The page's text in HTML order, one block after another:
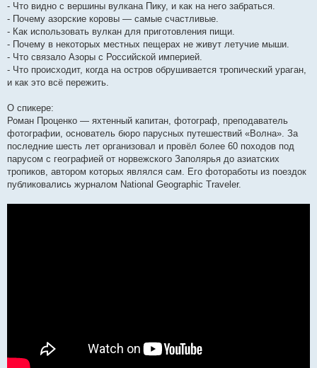
- Что видно с вершины вулкана Пику, и как на него забраться.
- Почему азорские коровы — самые счастливые.
- Как использовать вулкан для приготовления пищи.
- Почему в некоторых местных пещерах не живут летучие мыши.
- Что связало Азоры с Российской империей.
- Что происходит, когда на остров обрушивается тропический ураган,
и как это всё пережить.
О спикере:
Роман Проценко — яхтенный капитан, фотограф, преподаватель
фотографии, основатель бюро парусных путешествий «Волна». За
последние шесть лет организовал и провёл более 60 походов под
парусом с географией от норвежского Заполярья до азиатских
тропиков, автором которых являлся сам. Его фотоработы из поездок
публиковались журналом National Geographic Traveler.